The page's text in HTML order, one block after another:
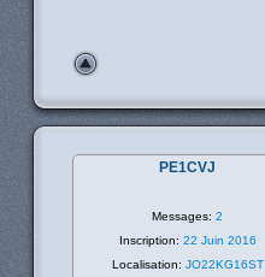
PE1CVJ
Messages: 2
Inscription: 22 Juin 2016
Localisation: JO22KG16ST